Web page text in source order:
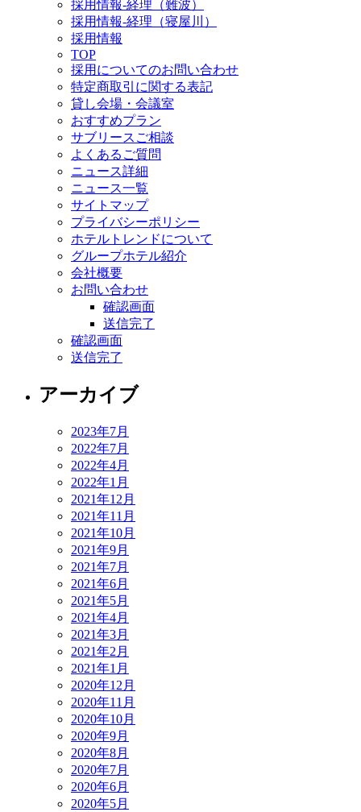
採用情報-経理（難波）
採用情報-経理（寝屋川）
採用情報
TOP
採用についてのお問い合わせ
特定商取引に関する表記
貸し会場・会議室
おすすめプラン
サブリースご相談
よくあるご質問
ニュース詳細
ニュース一覧
サイトマップ
プライバシーポリシー
ホテルトレンドについて
グループホテル紹介
会社概要
お問い合わせ
確認画面
送信完了
確認画面
送信完了
アーカイブ
2023年7月
2022年7月
2022年4月
2022年1月
2021年12月
2021年11月
2021年10月
2021年9月
2021年7月
2021年6月
2021年5月
2021年4月
2021年3月
2021年2月
2021年1月
2020年12月
2020年11月
2020年10月
2020年9月
2020年8月
2020年7月
2020年6月
2020年5月